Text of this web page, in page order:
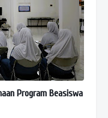
Program Beasiswa